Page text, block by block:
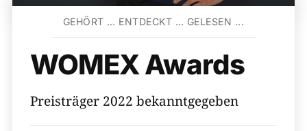
GEHÖRT … ENTDECKT … GELESEN ...
WOMEX Awards
Preisträger 2022 bekanntgegeben